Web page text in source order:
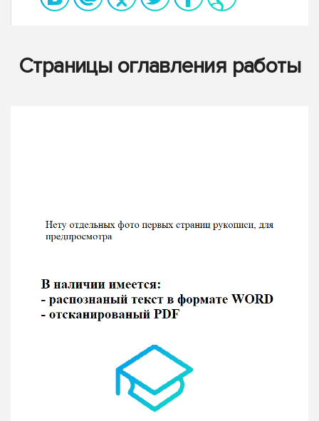
Страницы оглавления работы